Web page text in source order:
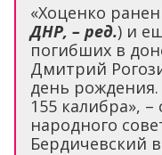
«Хоценко
ДНР, – ред.) и
погибших в
Дмитрий
день
155 калибра»,
народного
Бердичевский